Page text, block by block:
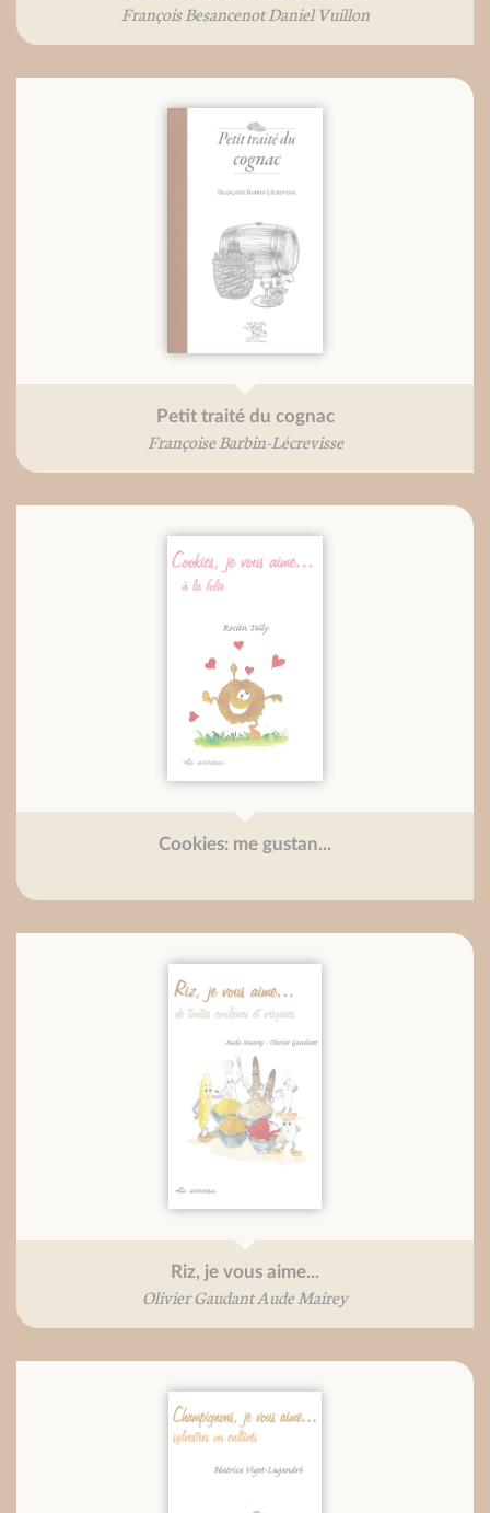
François Besancenot Daniel Vuillon
Petit traité du cognac
Françoise Barbin-Lécrevisse
Cookies: me gustan...
Riz, je vous aime...
Olivier Gaudant Aude Mairey